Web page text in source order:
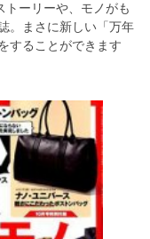
ーリーや、モノがも
。まさに新しい「万年
することができます